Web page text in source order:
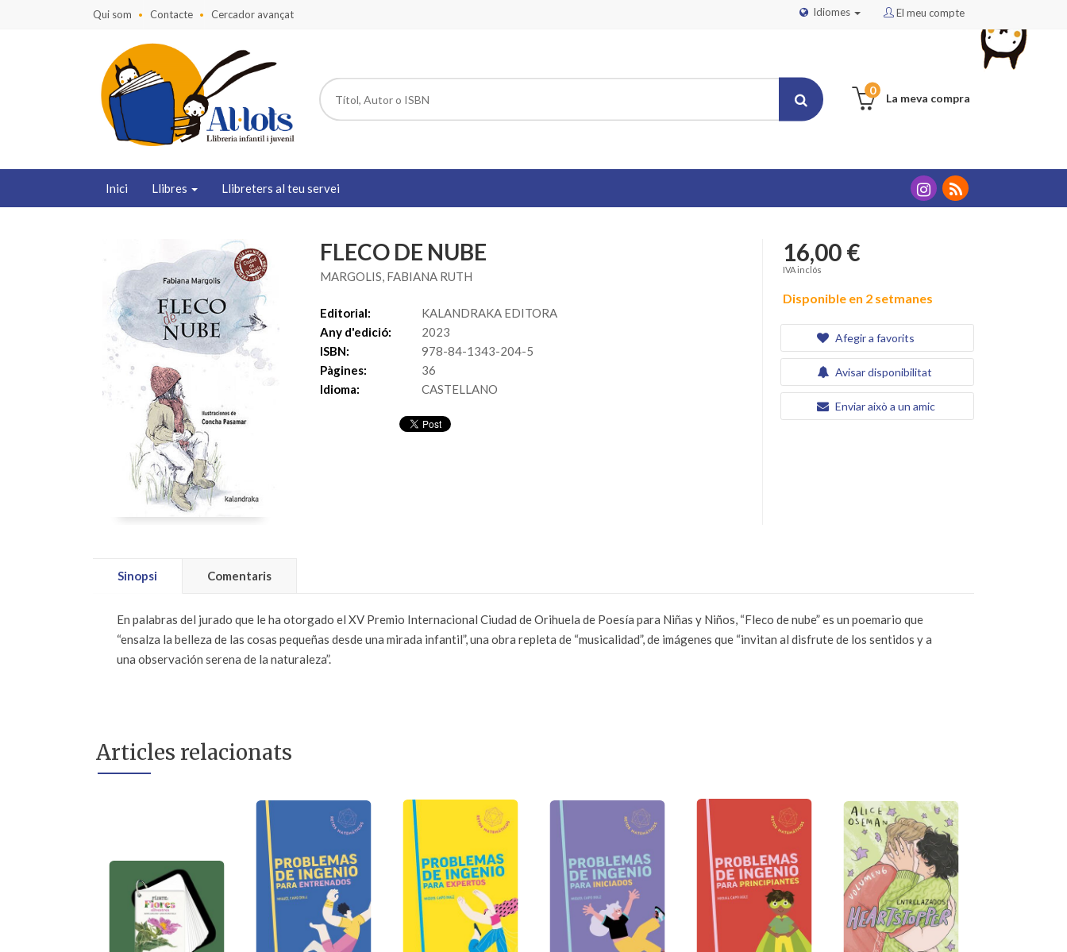
El meu compte
Idiomes
Qui som Contacte Cercador avançat
La meva compra
0
Inici Llibres Llibreters al teu servei
FLECO DE NUBE
MARGOLIS, FABIANA RUTH
Editorial:
KALANDRAKA EDITORA
Any d'edició:
2023
ISBN:
978-84-1343-204-5
Pàgines:
36
Idioma:
CASTELLANO
16,00 €
IVA inclós
Disponible en 2 setmanes
Afegir a favorits
Avisar disponibilitat
Enviar això a un amic
Sinopsi Comentaris
En palabras del jurado que le ha otorgado el XV Premio Internacional Ciudad de Orihuela de Poesía para Niñas y Niños, “Fleco de nube” es un poemario que
“ensalza la belleza de las cosas pequeñas desde una mirada infantil”, una obra repleta de “musicalidad”, de imágenes que “invitan al disfrute de los sentidos y a
una observación serena de la naturaleza”.
Articles relacionats